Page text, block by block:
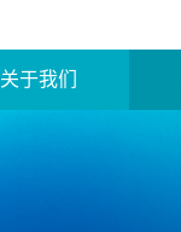
关于我们